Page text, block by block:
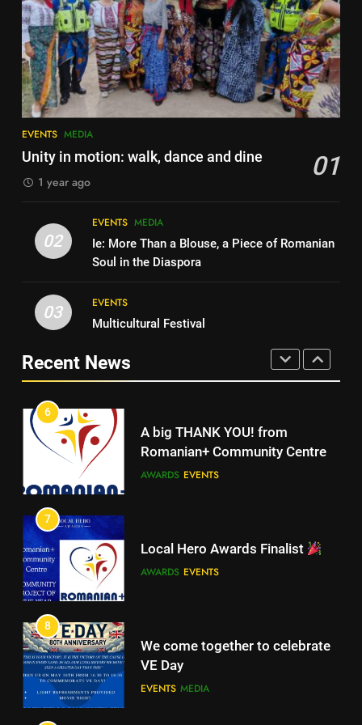
3
Multicultural Festival
EVENTS
4
Campaign
5
Walsall for All
A big THANK YOU! from
Romanian+ Community Centre
7
Local Hero Awards Finalist
8
We come together to celebrate
EVENTS MEDIA
Unity in motion: walk, dance and dine 01
1 year ago
02
EVENTS MEDIA
Ie: More Than a Blouse, a Piece of Romanian
Soul in the Diaspora
03
EVENTS
Multicultural Festival
Recent News
Ie: More Than a Blouse, a Piece
of Romanian Soul in the
Diaspora
EVENTS MEDIA
3
Multicultural Festival
Walsall for All Listening
Campaign
MEDIA
5
6
A big THANK YOU! from
Romanian+ Community Centre
AWARDS EVENTS
7
Local Hero Awards Finalist
AWARDS EVENTS
8
We come together to celebrate
VE Day
EVENTS MEDIA